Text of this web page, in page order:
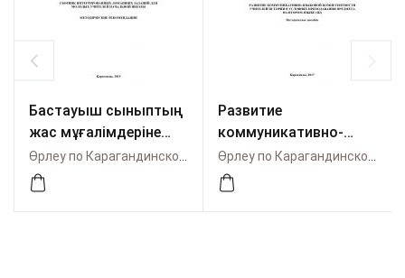
Бастауыш сыныптың
жас мұғалімдеріне
арналған кіріктірілген
үй тапсырмаларының
жинағы
Развитие
коммуникативно-
языковой
компетентности
учителей истории в